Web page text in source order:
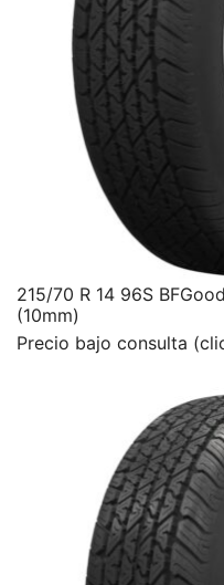
215/70 R 14 96S
(10mm)
Precio bajo consulta